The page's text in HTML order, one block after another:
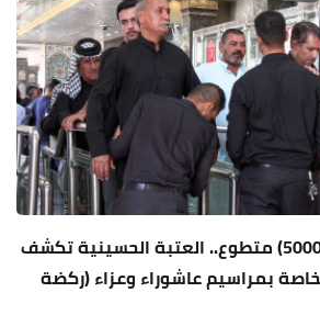
بالفيديو: بمشاركة (5000) متطوع.. العتبة الحسينية تكشف
بمراسيم عاشوراء وعزاء (ركضة